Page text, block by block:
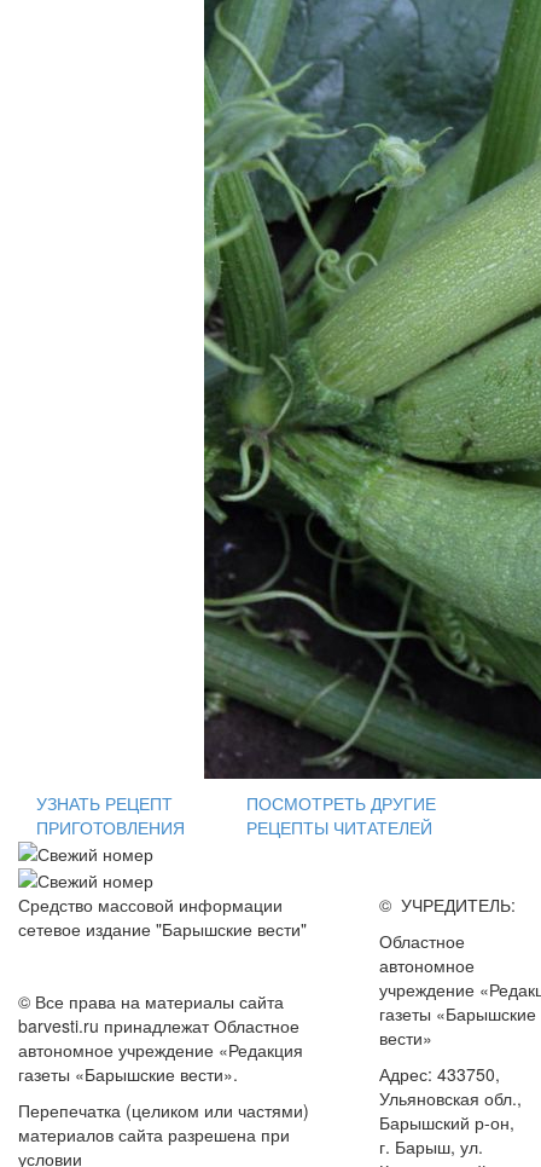
УЗНАТЬ РЕЦЕПТ
ПРИГОТОВЛЕНИЯ
ПОСМОТРЕТЬ ДРУГИЕ
РЕЦЕПТЫ ЧИТАТЕЛЕЙ
Средство массовой информации
сетевое издание "Барышские вести"
© Все права на материалы сайта
barvesti.ru принадлежат Областное
автономное учреждение «Редакция
газеты «Барышские вести».
Перепечатка (целиком или частями)
материалов сайта разрешена при
условии
© УЧРЕДИТЕЛЬ:
Областное
автономное
учреждение
газеты «Барышские
вести»
Адрес: 433750,
Ульяновская обл.,
Барышский р-он,
г. Барыш, ул.